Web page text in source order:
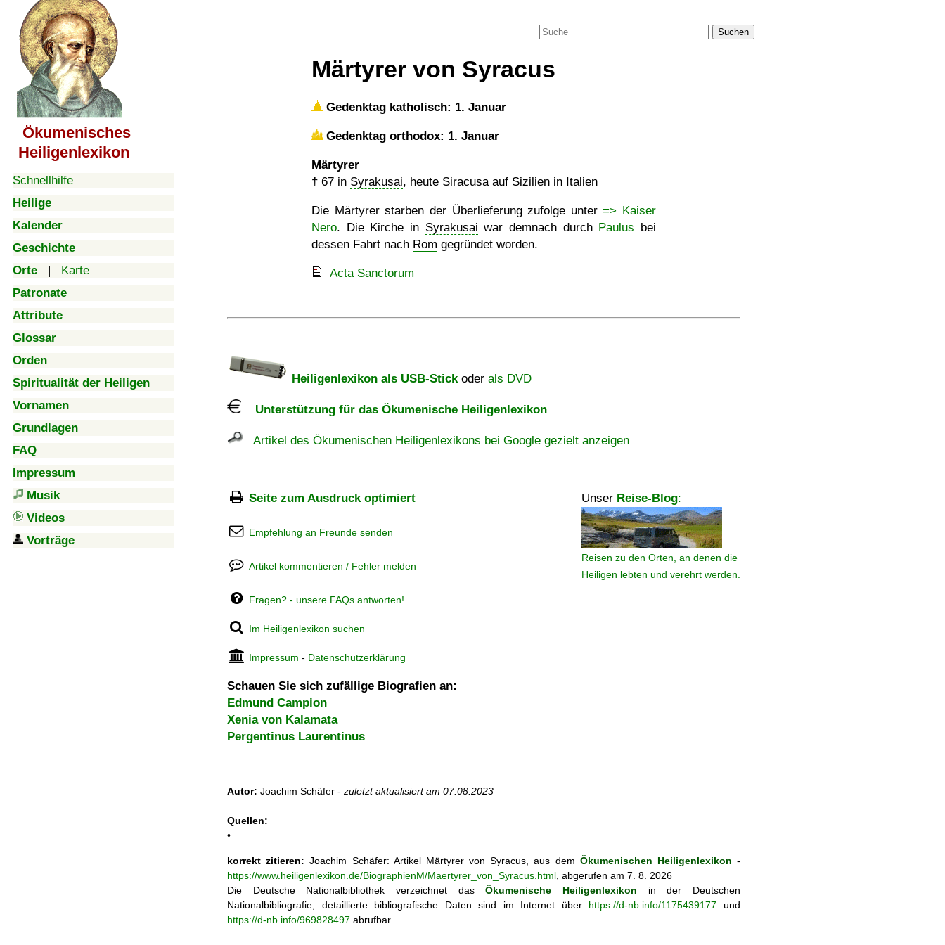
Ökumenisches
Heiligenlexikon
Schnellhilfe
Heilige
Kalender
Geschichte
Orte | Karte
Patronate
Attribute
Glossar
Orden
Spiritualität der Heiligen
Vornamen
Grundlagen
FAQ
Impressum
Musik
Videos
Vorträge
Suchen
Märtyrer von Syracus
Gedenktag katholisch: 1. Januar
Gedenktag orthodox: 1. Januar
Märtyrer
† 67 in Syrakusai, heute Siracusa auf Sizilien in Italien
Die Märtyrer starben der Überlieferung zufolge unter=> Kaiser
Nero. Die Kirche in Syrakusai war demnach durch Paulus bei
dessen Fahrt nach Rom gegründet worden.
Acta Sanctorum
Heiligenlexikon als USB-Stickoder als DVD
Unterstützung für das Ökumenische Heiligenlexikon
Artikel des Ökumenischen Heiligenlexikons bei Google gezielt anzeigen
Seite zum Ausdruck optimiert Unser Reise-Blog:
Reisen zu den Orten, an denen die
Heiligen lebten und verehrt werden.
Empfehlung an Freunde senden
Artikel kommentieren / Fehler melden
Fragen? - unsere FAQs antworten!
Im Heiligenlexikon suchen
Impressum - Datenschutzerklärung
Schauen Sie sich zufällige Biografien an:
Edmund Campion
Xenia von Kalamata
Pergentinus Laurentinus
Autor: Joachim Schäfer - zuletzt aktualisiert am 07.08.2023
Quellen:
•
korrekt zitieren: Joachim Schäfer: Artikel Märtyrer von Syracus, aus dem Ökumenischen Heiligenlexikon -
https://www.heiligenlexikon.de/BiographienM/Maertyrer_von_Syracus.html , abgerufen am 7. 8. 2026
Die Deutsche Nationalbibliothek verzeichnet dasÖkumenische Heiligenlexikon in der Deutschen
Nationalbibliografie; detaillierte bibliografische Daten sind im Internet über https://d-nb.info/1175439177 und
https://d-nb.info/969828497 abrufbar.